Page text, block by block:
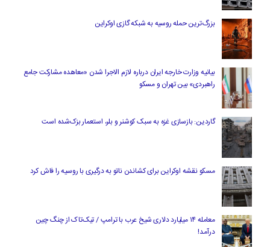
بزرگ‌ترین حمله روسیه به شبکه گازی اوکراین
بیانیه وزارت خارجه ایران درباره لازم‌ الاجرا شدن «معاهده مشارکت جامع
راهبردی» بین تهران و مسکو
گاردین: بازسازی غزه به سبک کوشنر و بلر، استعمار بزک‌شده است
مسکو نقشه اوکراین برای کشاندن ناتو به درگیری با روسیه را فاش کرد
معامله ۱۴ میلیارد دلاری شیخ عرب با ترامپ / تیک‌تاک از چنگ چین
درآمد!